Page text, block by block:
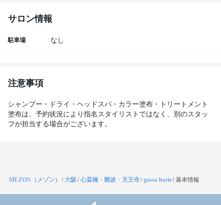
サロン情報
駐車場 なし
注意事項
シャンプー・ドライ・ヘッドスパ・カラー塗布・トリートメント
塗布は、予約状況により指名スタイリストではなく、別のスタッ
フが担当する場合がございます。
MEZON（メゾン） /大阪 /心斎橋・難波・天王寺/gosso horie/基本情報